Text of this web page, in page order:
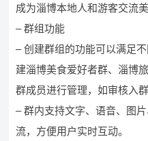
成为淄博本地人和游客交流
– 群组功能
– 创建群组的功能可以满足
建淄博美食爱好者群、淄博
群成员进行管理，如审核入
– 群内支持文字、语音、图
流，方便用户实时互动。